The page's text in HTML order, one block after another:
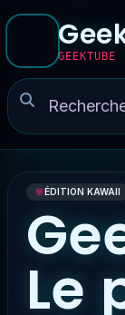
GEEKTUBE
🌸ÉDITION KAWAII
Le